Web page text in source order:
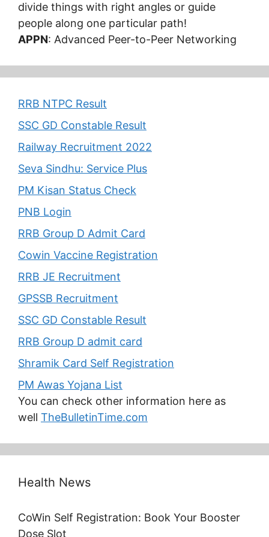
divide things with right angles or guide
people along one particular path!
APPN: Advanced Peer-to-Peer Networking
RRB NTPC Result
SSC GD Constable Result
Railway Recruitment 2022
Seva Sindhu: Service Plus
PM Kisan Status Check
PNB Login
RRB Group D Admit Card
Cowin Vaccine Registration
RRB JE Recruitment
GPSSB Recruitment
SSC GD Constable Result
RRB Group D admit card
Shramik Card Self Registration
PM Awas Yojana List
You can check other information here as
well TheBulletinTime.com
Health News
CoWin Self Registration: Book Your Booster
Dose Slot